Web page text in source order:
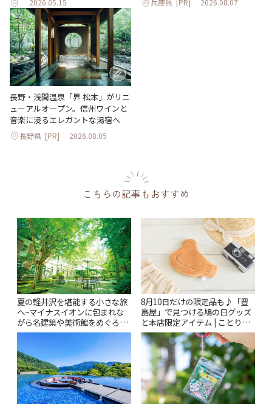
2026.05.15 兵庫県 [PR] 2026.08.07
長野・浅間温泉「界 松本」がリニ
ューアルオープン。信州ワインと
音楽に浸るエレガントな湯宿へ
長野県 [PR] 2026.08.05
こちらの記事もおすすめ
夏の軽井沢を堪能する小さな旅
へ~マイナスイオンに包まれな
がら名建築や美術館をめぐろう
~ | ことりっぷ
8月10日だけの限定品も♪「豊
島屋」で見つける鳩の日グッズ
と本店限定アイテム | ことりっ
ぷ